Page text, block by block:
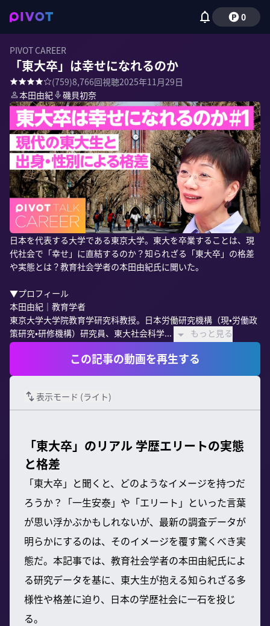
0
PIVOT CAREER
「東大卒」は幸せになれるのか
(759)8,766回視聴2025年11月29日
本田由紀
磯貝初奈
日本を代表する大学である東京大学。東大を卒業することは、現
代社会で「幸せ」に直結するのか？知られざる「東大卒」の格差
や実態とは？教育社会学者の本田由紀氏に聞いた。
▼プロフィール
本田由紀｜教育学者
東京大学大学院教育学研究科教授。日本労働研究機構（現•労働政
策研究•研修機構）研究員、東大社会科学...
もっと見る
この記事の動画を再生する
表示モード (ライト)
「東大卒」のリアル 学歴エリートの実態
と格差
「東大卒」と聞くと、どのようなイメージを持つだ
ろうか？「一生安泰」や「エリート」といった言葉
が思い浮かぶかもしれないが、最新の調査データが
明らかにするのは、そのイメージを覆す驚くべき実
態だ。本記事では、教育社会学者の本田由紀氏によ
る研究データを基に、東大生が抱える知られざる多
様性や格差に迫り、日本の学歴社会に一石を投じ
る。